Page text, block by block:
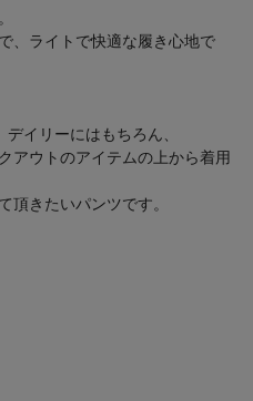
、ライトで快適な履き心地で
イリーにはもちろん、
アウトのアイテムの上から着用
頂きたいパンツです。